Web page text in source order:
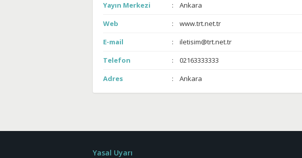
Yayın Merkezi
Ankara
Web
www.trt.net.tr
E-mail
iletisim@trt.net.tr
Telefon
02163333333
Adres
Ankara
Yasal Uyarı